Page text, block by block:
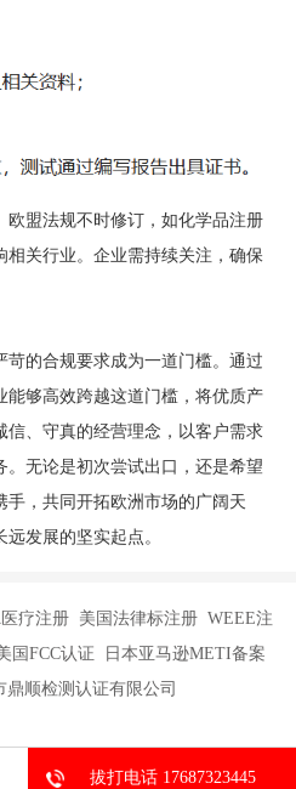
盟法规不时修订，如化学品注册
关行业。企业需持续关注，确保
的合规要求成为一道门槛。通过
够高效跨越这道门槛，将优质产
、守真的经营理念，以客户需求
无论是初次尝试出口，还是希望
，共同开拓欧洲市场的广阔天
发展的坚实起点。
疗注册 美国法律标注册 WEEE注
FCC认证 日本亚马逊METI备案
鼎顺检测认证有限公司
拔打电话 17687323445